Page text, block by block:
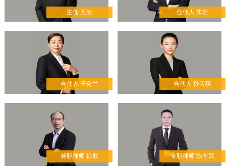
主任 万欣 合伙人 朱岩
合伙人 王化兰 合伙人 孙天琪
兼职律师 徐敢 专职律师 陈向武